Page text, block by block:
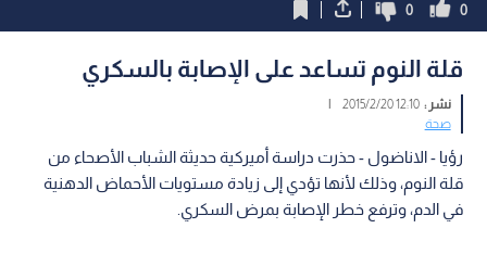
0
0
قلة النوم تساعد على الإصابة بالسكري
نشر :12:10 2015/2/20
|
صحة
رؤيا - الاناضول - حذرت دراسة أميركية حديثة الشباب الأصحاء من
قلة النوم، وذلك لأنها تؤدي إلى زيادة مستويات الأحماض الدهنية
في الدم، وترفع خطر الإصابة بمرض السكري.